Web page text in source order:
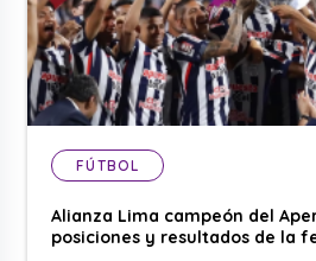
FÚTBOL
Alianza Lima campeón del
posiciones y resultados de la